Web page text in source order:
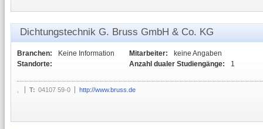
Dichtungstechnik G. Bruss GmbH & Co. KG
Branchen:
Keine Information
Standorte:
Mitarbeiter:
keine Angaben
Anzahl dualer Studiengänge:
1
T: 04107 59-0 http://www.bruss.de